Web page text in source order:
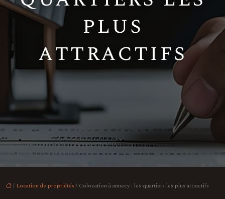
plus
attractifs
/ Location de propriétés / Colocation à annecy : les quartiers les plus attractifs